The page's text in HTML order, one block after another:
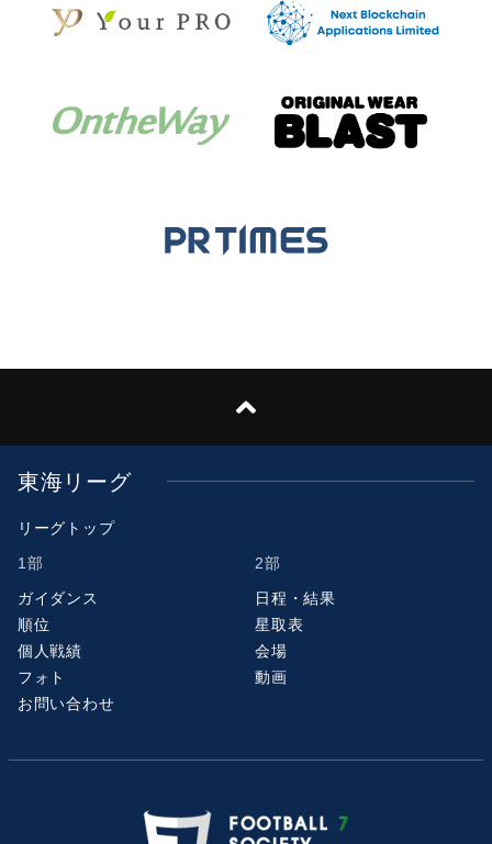
東海リーグ
リーグトップ
1部
2部
ガイダンス
日程・結果
順位
星取表
個人戦績
会場
フォト
動画
お問い合わせ